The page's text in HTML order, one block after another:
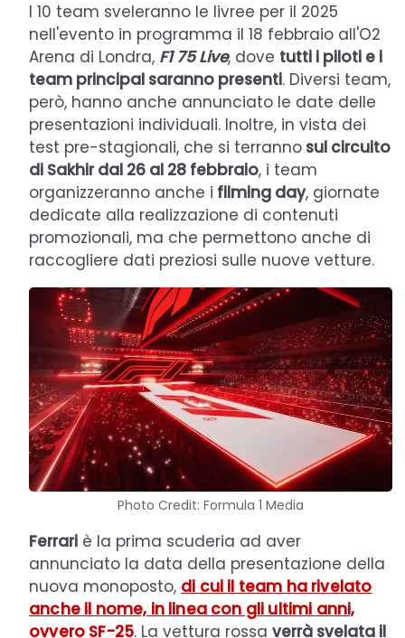
I 10 team sveleranno le livree per il 2025
nell'evento in programma il 18 febbraio all'O2
Arena di Londra, F1 75 Live, dove tutti i piloti e i
team principal saranno presenti. Diversi team,
però, hanno anche annunciato le date delle
presentazioni individuali. Inoltre, in vista dei
test pre-stagionali, che si terranno sul circuito
di Sakhir dal 26 al 28 febbraio, i team
organizzeranno anche i filming day, giornate
dedicate alla realizzazione di contenuti
promozionali, ma che permettono anche di
raccogliere dati preziosi sulle nuove vetture.
Photo Credit: Formula 1 Media
Ferrari è la prima scuderia ad aver
annunciato la data della presentazione della
nuova monoposto, di cui il team ha rivelato
anche il nome, in linea con gli ultimi anni,
ovvero SF-25. La vettura rossaverrà svelata il